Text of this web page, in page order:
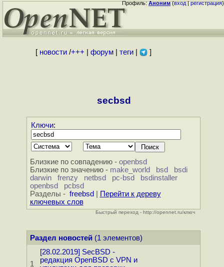
Профиль:Аноним(вход|регистрация)
[ новости/+++ форум| теги| ]
secbsd
Ключи:
Близкие по совпадению - openbsd
Близкие по значению - make_world bsd
bsdi
darwin
frenzy netbsd pc-bsd
bsdinstaller
openbsd
pcbsd
Разделы - freebsd
Перейти к дереву
ключевых слов
Быстрый переход - http://opennet.ru/ключ
Раздел новостей(1 элементов)
1
[28.02.2019] SecBSD -
редакция OpenBSD с VPN и